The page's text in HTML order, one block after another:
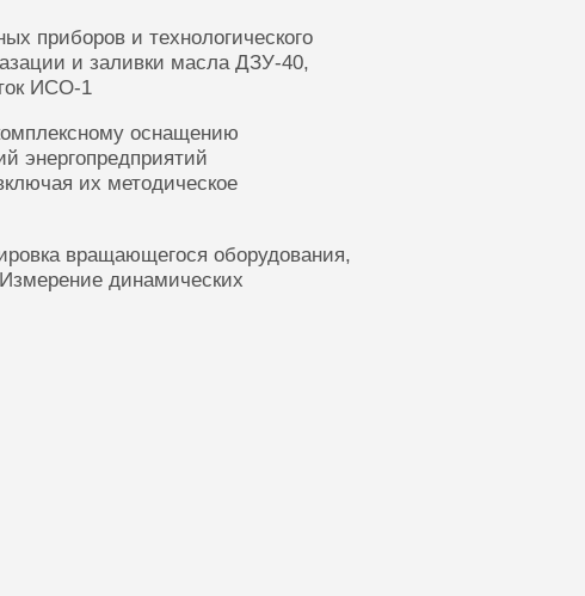
приборов и технологического
и заливки масла ДЗУ-40,
ИСО-1
оснащению
энергопредприятий
их методическое
вращающегося оборудования,
динамических